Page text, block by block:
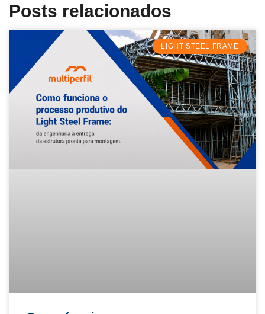
Posts relacionados
LIGHT STEEL FRAME